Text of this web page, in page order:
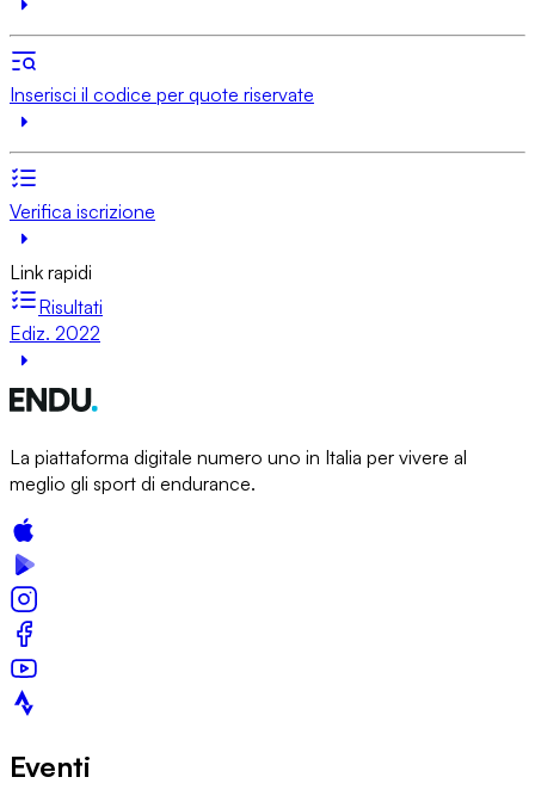
Inserisci il codice per quote riservate
Verifica iscrizione
Link rapidi
Risultati
Ediz. 2022
La piattaforma digitale numero uno in Italia per vivere al
meglio gli sport di endurance.
Eventi